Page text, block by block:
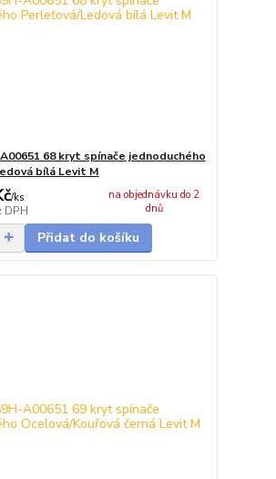
68 kryt spínače jednoduchého
bílá Levit M
/ks
DPH
na objednávku do 2
dnů
Přidat do košíku